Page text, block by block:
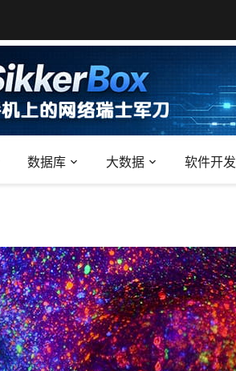
数据库 大数据 软件开发